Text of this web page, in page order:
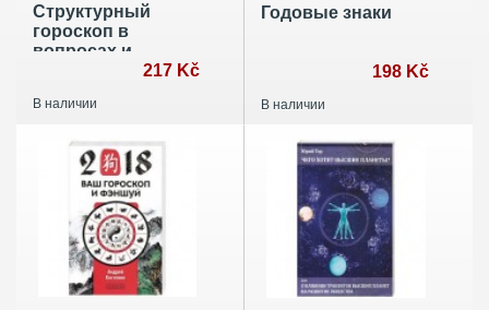
Структурный
гороскоп в
вопросах и
217 Kč
В наличии
Годовые знаки
198 Kč
В наличии